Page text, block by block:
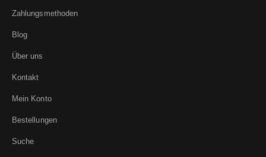
Zahlungsmethoden
Blog
Über uns
Kontakt
Mein Konto
Bestellungen
Suche